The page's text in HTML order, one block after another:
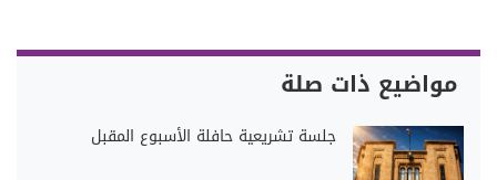
مواضيع ذات صلة
جلسة تشريعية حافلة الأسبوع المقبل